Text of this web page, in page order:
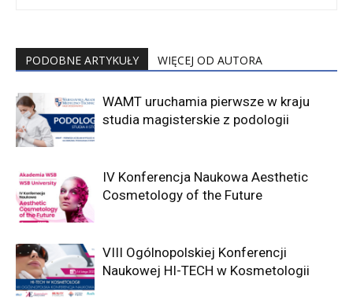
PODOBNE ARTYKUŁY WIĘCEJ OD AUTORA
WAMT uruchamia pierwsze w kraju
studia magisterskie z podologii
IV Konferencja Naukowa Aesthetic
Cosmetology of the Future
VIII Ogólnopolskiej Konferencji
Naukowej HI-TECH w Kosmetologii